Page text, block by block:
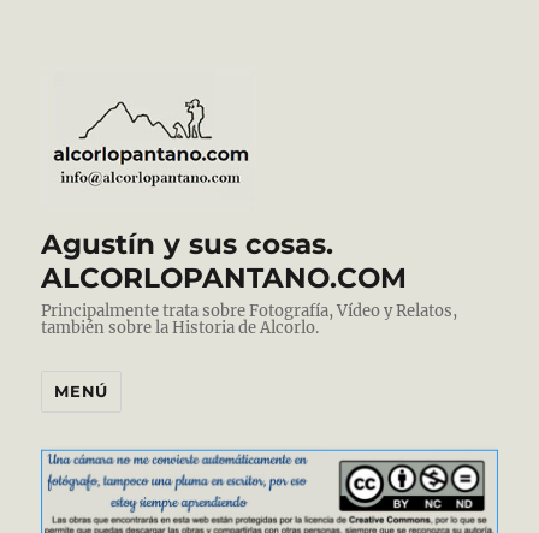
Agustín y sus cosas.
ALCORLOPANTANO.COM
Principalmente trata sobre Fotografía, Vídeo y Relatos,
también sobre la Historia de Alcorlo.
MENÚ